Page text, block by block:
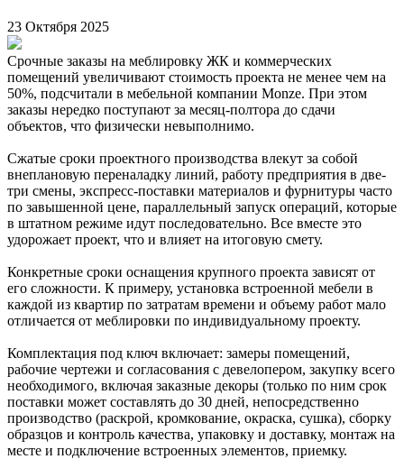
23 Октября 2025
Срочные заказы на меблировку ЖК и коммерческих
помещений увеличивают стоимость проекта не менее чем на
50%, подсчитали в мебельной компании Monze. При этом
заказы нередко поступают за месяц-полтора до сдачи
объектов, что физически невыполнимо.
Сжатые сроки проектного производства влекут за собой
внеплановую переналадку линий, работу предприятия в две-
три смены, экспресс‑поставки материалов и фурнитуры часто
по завышенной цене, параллельный запуск операций, которые
в штатном режиме идут последовательно. Все вместе это
удорожает проект, что и влияет на итоговую смету.
Конкретные сроки оснащения крупного проекта зависят от
его сложности. К примеру, установка встроенной мебели в
каждой из квартир по затратам времени и объему работ мало
отличается от меблировки по индивидуальному проекту.
Комплектация под ключ включает: замеры помещений,
рабочие чертежи и согласования с девелопером, закупку всего
необходимого, включая заказные декоры (только по ним срок
поставки может составлять до 30 дней, непосредственно
производство (раскрой, кромкование, окраска, сушка), сборку
образцов и контроль качества, упаковку и доставку, монтаж на
месте и подключение встроенных элементов, приемку.